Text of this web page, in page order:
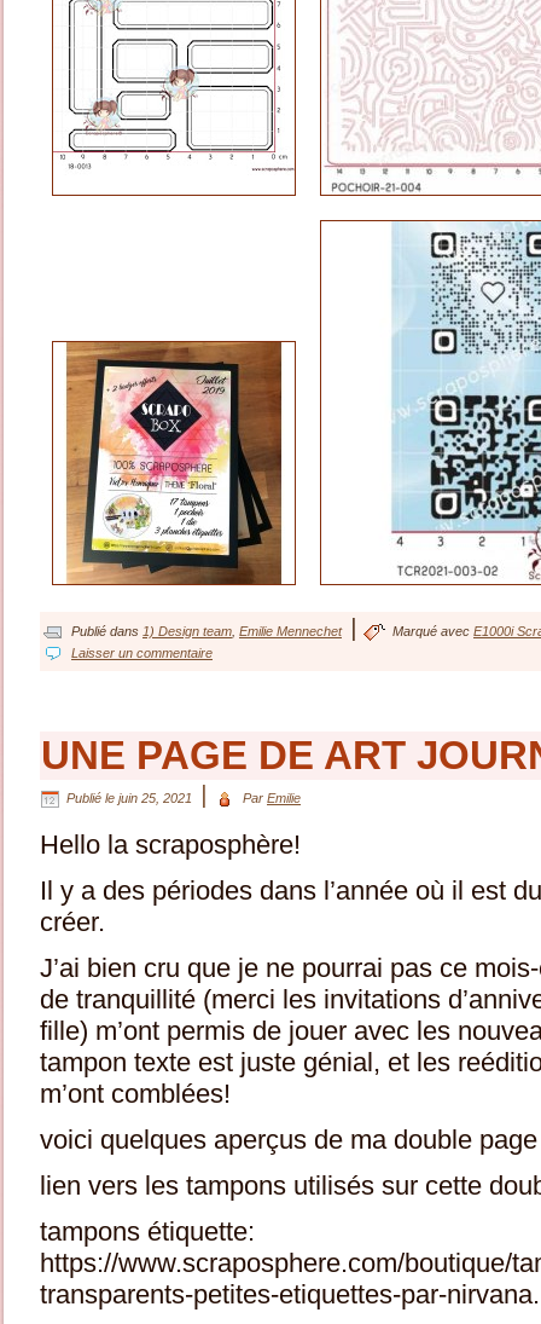
Publié dans 1) Design team Emilie Mennechet Marqué avec E1000i
Laisser un commentaire
UNE PAGE DE ART
Publié le juin 25, 2021 Par Emilie
Hello la scraposphère!
Il y a des périodes dans l’année où il est
créer.
J’ai bien cru que je ne pourrai pas ce
de tranquillité (merci les invitations
fille) m’ont permis de jouer avec les
tampon texte est juste génial, et les
m’ont comblées!
voici quelques aperçus de ma double
lien vers les tampons utilisés sur cette
tampons étiquette:
https://www.scraposphere.com/boutique/
transparents-petites-etiquettes-par-